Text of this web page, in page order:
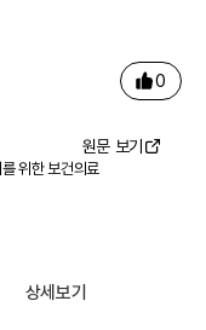
0
원문 보기
위한 보건의료
상세보기